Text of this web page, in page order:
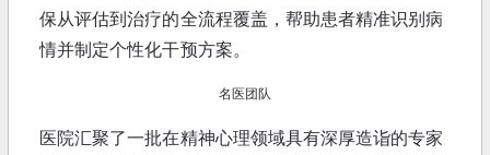
保从评估到治疗的全流程覆盖，帮助患者精准识别病
情并制定个性化干预方案。
名医团队
医院汇聚了一批在精神心理领域具有深厚造诣的专家